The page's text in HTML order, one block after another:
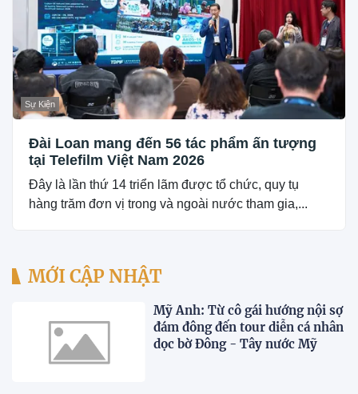
Sự Kiện
Đài Loan mang đến 56 tác phẩm ấn tượng
tại Telefilm Việt Nam 2026
Đây là lần thứ 14 triển lãm được tổ chức, quy tụ
hàng trăm đơn vị trong và ngoài nước tham gia,...
MỚI CẬP NHẬT
Mỹ Anh: Từ cô gái hướng nội sợ
đám đông đến tour diễn cá nhân
dọc bờ Đông - Tây nước Mỹ